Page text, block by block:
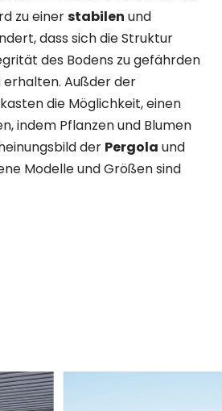
zu einerstabilen und
dass sich die Struktur
des Bodens zu gefährden
erhalten. Außder der
die Möglichkeit, einen
indem Pflanzen und Blumen
der Pergola und
Modelle und Größen sind